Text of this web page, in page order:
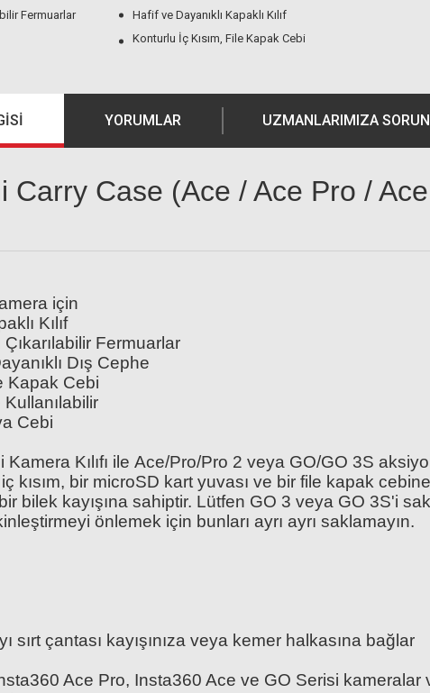
Fermuarlar
Hafif ve Dayanıklı Kapaklı Kılıf
Konturlu İç Kısım, File Kapak Cebi
YORUMLAR UZMANLARIMIZA SORUN
Carry Case (Ace / Ace Pro /
için
Kılıf
Fermuarlar
Dış Cephe
Kapak Cebi
Cebi
Kılıfı ile Ace/Pro/Pro 2 veya GO/GO 3S
kısım, bir microSD kart yuvası ve bir file kapak
bilek kayışına sahiptir. Lütfen GO 3 veya GO 3S'i
önlemek için bunları ayrı ayrı saklamayın.
sırt çantası kayışınıza veya kemer halkasına bağlar
Ace Pro, Insta360 Ace ve GO Serisi kameralar